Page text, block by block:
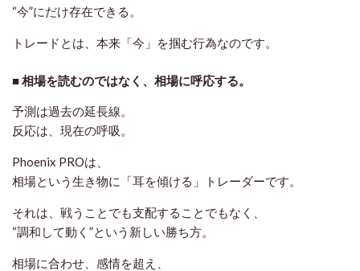
“今”にだけ存在できる。
トレードとは、本来「今」を掴む行為なのです。
■ 相場を読むのではなく、相場に呼応する。
予測は過去の延長線。
反応は、現在の呼吸。
Phoenix PROは、
相場という生き物に「耳を傾ける」トレーダーです。
それは、戦うことでも支配することでもなく、
“調和して動く”という新しい勝ち方。
相場に合わせ、感情を超え、